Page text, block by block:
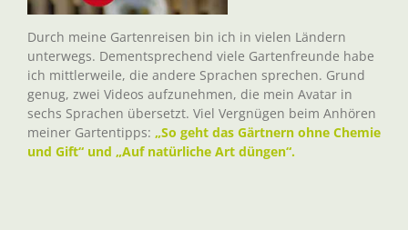
Durch meine Gartenreisen bin ich in vielen Ländern
unterwegs. Dementsprechend viele Gartenfreunde habe
ich mittlerweile, die andere Sprachen sprechen. Grund
genug, zwei Videos aufzunehmen, die mein Avatar in
sechs Sprachen übersetzt. Viel Vergnügen beim Anhören
meiner Gartentipps: „So geht das Gärtnern ohne Chemie
und Gift“ und „Auf natürliche Art düngen“.